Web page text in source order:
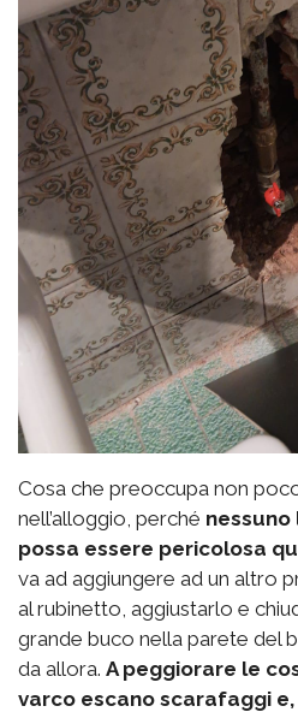
Cosa che preoccupa non
nell’alloggio, perché
possa essere pericolosa
va ad aggiungere ad un altro
al rubinetto, aggiustarlo e
grande buco nella parete del
da allora. A peggiorare le
varco escano scarafaggi